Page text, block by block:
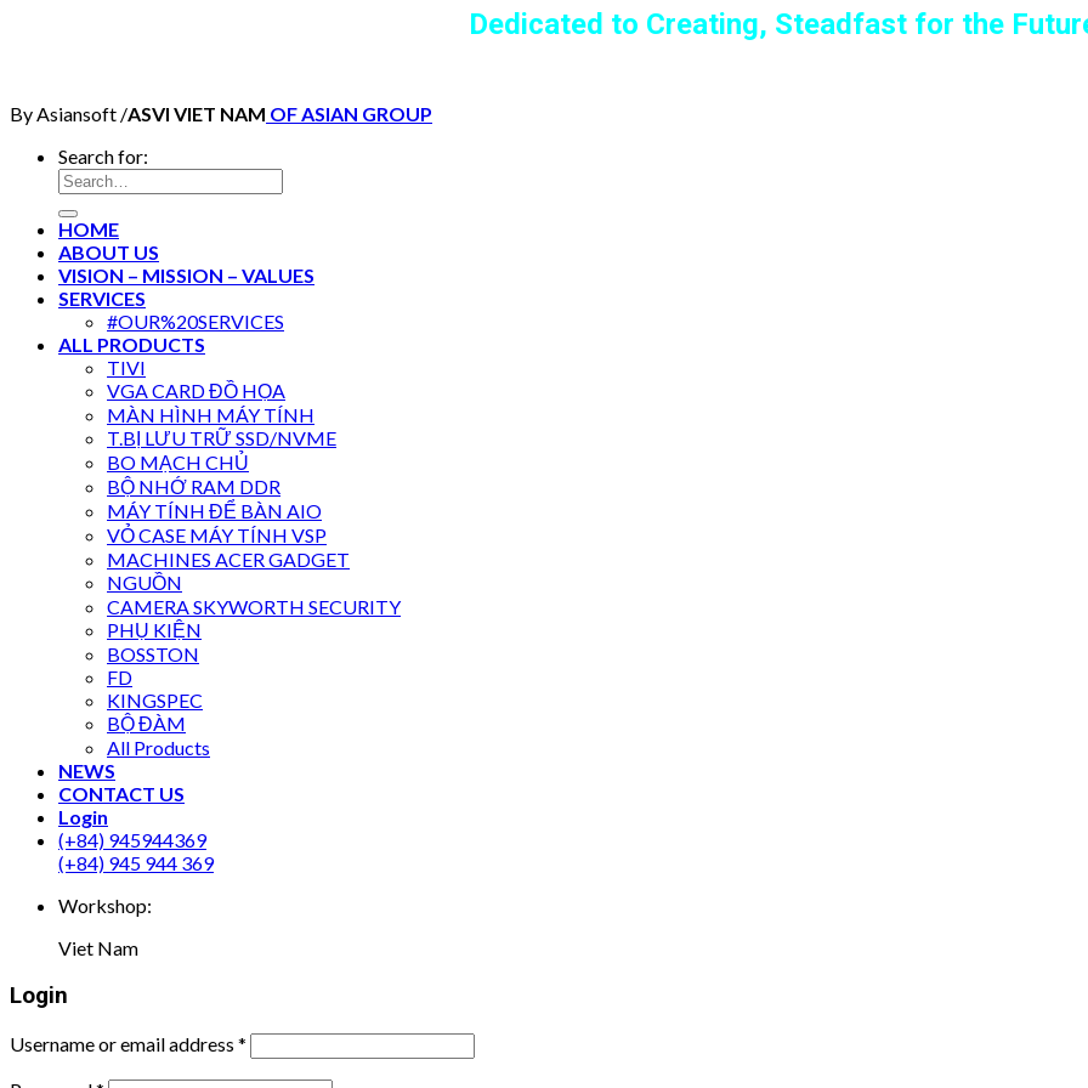
Dedicated to Creating, Steadfast for the
By Asiansoft /ASVI VIET NAM OF ASIAN GROUP
Search for:
HOME
ABOUT US
VISION – MISSION – VALUES
SERVICES
#OUR%20SERVICES
ALL PRODUCTS
TIVI
VGA CARD ĐỒ HỌA
MÀN HÌNH MÁY TÍNH
T.BỊ LƯU TRỮ SSD/NVME
BO MẠCH CHỦ
BỘ NHỚ RAM DDR
MÁY TÍNH ĐỂ BÀN AIO
VỎ CASE MÁY TÍNH VSP
MACHINES ACER GADGET
NGUỒN
CAMERA SKYWORTH SECURITY
PHỤ KIỆN
BOSSTON
FD
KINGSPEC
BỘ ĐÀM
All Products
NEWS
CONTACT US
Login
(+84) 945944369
(+84) 945 944 369
Workshop:
Viet Nam
Login
Username or email address *